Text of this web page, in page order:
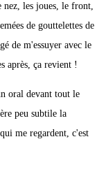
nez, les joues, le front,
de gouttelettes de
de m'essuyer avec le
après, ça revient !
oral devant tout le
peu subtile la
me regardent, c'est